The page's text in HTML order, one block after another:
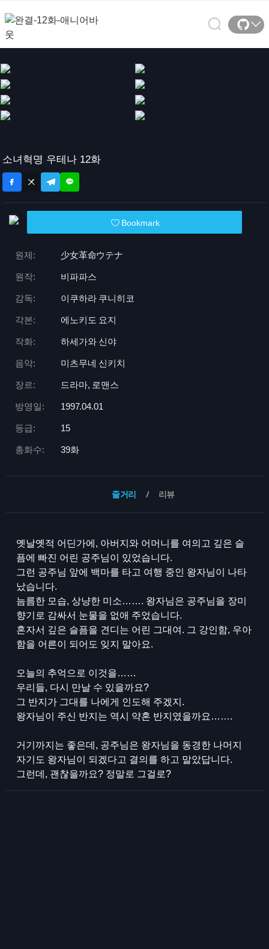
소녀혁명 우테나 12화
Bookmark
원제: 少女革命ウテナ
원작: 비파파스
감독: 이쿠하라 쿠니히코
각본: 에노키도 요지
작화: 하세가와 신야
음악: 미츠무네 신키치
장르: 드라마, 로맨스
방영일: 1997.04.01
등급: 15
총화수: 39화
줄거리 리뷰
옛날옛적 어딘가에, 아버지와 어머니를 여의고 깊은 슬
픔에 빠진 어린 공주님이 있었습니다.
그런 공주님 앞에 백마를 타고 여행 중인 왕자님이 나타
났습니다.
늠름한 모습, 상냥한 미소……. 왕자님은 공주님을 장미
향기로 감싸서 눈물을 없애 주었습니다.
혼자서 깊은 슬픔을 견디는 어린 그대여. 그 강인함, 우아
함을 어른이 되어도 잊지 말아요.
오늘의 추억으로 이것을……
우리들, 다시 만날 수 있을까요?
그 반지가 그대를 나에게 인도해 주겠지.
왕자님이 주신 반지는 역시 약혼 반지였을까요…….
거기까지는 좋은데, 공주님은 왕자님을 동경한 나머지
자기도 왕자님이 되겠다고 결의를 하고 말았답니다.
그런데, 괜찮을까요? 정말로 그걸로?